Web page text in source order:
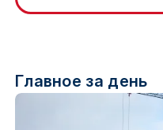
Главное за день